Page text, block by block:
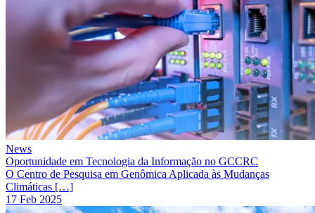
News
Oportunidade em Tecnologia da Informação no GCCRC
O Centro de Pesquisa em Genômica Aplicada às Mudanças
Climáticas […]
17 Feb 2025